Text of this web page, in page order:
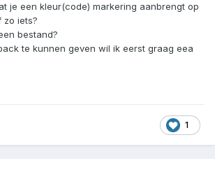
je een kleur(code) markering aanbrengt op
zo iets?
bestand?
te kunnen geven wil ik eerst graag eea
1